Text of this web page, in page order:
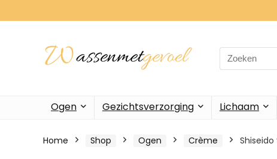
Search
for:
Ogen Gezichtsverzorging Lichaam
Home Shop Ogen Crème